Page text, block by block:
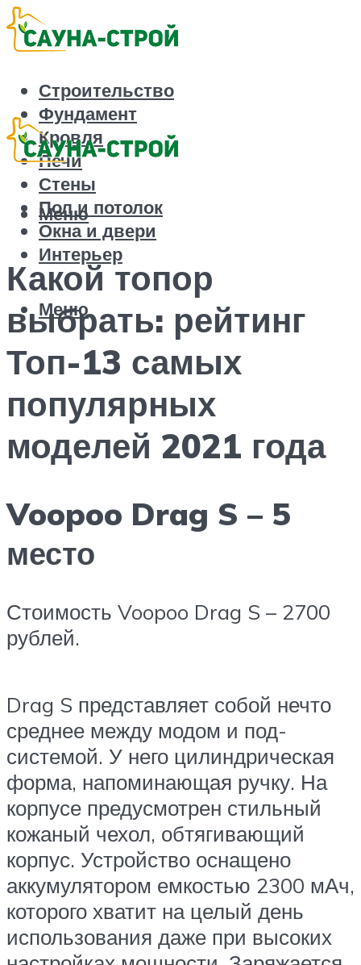
Строительство
Фундамент
Кровля
Печи
Стены
Пол и потолок
Окна и двери
Интерьер
Меню
Меню
Какой топор
выбрать: рейтинг
Топ-13 самых
популярных
моделей 2021 года
Voopoo Drag S – 5
место
Стоимость Voopoo Drag S – 2700
рублей.
Drag S представляет собой нечто
среднее между модом и под-
системой. У него цилиндрическая
форма, напоминающая ручку. На
корпусе предусмотрен стильный
кожаный чехол, обтягивающий
корпус. Устройство оснащено
аккумулятором емкостью 2300 мАч,
которого хватит на целый день
использования даже при высоких